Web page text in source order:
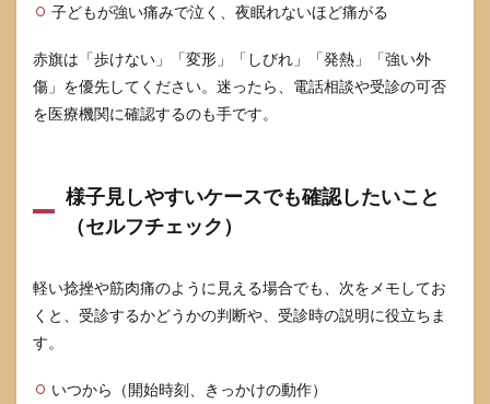
子どもが強い痛みで泣く、夜眠れないほど痛がる
赤旗は「歩けない」「変形」「しびれ」「発熱」「強い外
傷」を優先してください。迷ったら、電話相談や受診の可否
を医療機関に確認するのも手です。
様子見しやすいケースでも確認したいこと
（セルフチェック）
軽い捻挫や筋肉痛のように見える場合でも、次をメモしてお
くと、受診するかどうかの判断や、受診時の説明に役立ちま
す。
いつから（開始時刻、きっかけの動作）